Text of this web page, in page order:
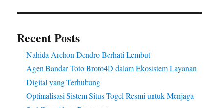
Recent Posts
Nahida Archon Dendro Berhati Lembut
Agen Bandar Toto Broto4D dalam Ekosistem Layanan
Digital yang Terhubung
Optimalisasi Sistem Situs Togel Resmi untuk Menjaga